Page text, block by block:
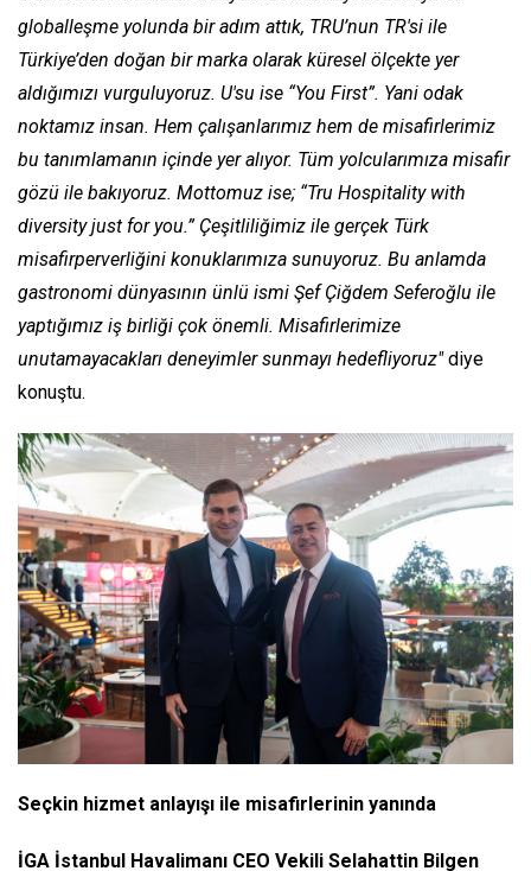
globalleşme yolunda bir adım attık, TRU’nun TR'si ile
Türkiye’den doğan bir marka olarak küresel ölçekte yer
aldığımızı vurguluyoruz. U'su ise “You First”. Yani odak
noktamız insan. Hem çalışanlarımız hem de misafirlerimiz
bu tanımlamanın içinde yer alıyor. Tüm yolcularımıza misafir
gözü ile bakıyoruz. Mottomuz ise; “Tru Hospitality with
diversity just for you.” Çeşitliliğimiz ile gerçek Türk
misafirperverliğini konuklarımıza sunuyoruz. Bu anlamda
gastronomi dünyasının ünlü ismi Şef Çiğdem Seferoğlu ile
yaptığımız iş birliği çok önemli. Misafirlerimize
unutamayacakları deneyimler sunmayı hedefliyoruz"diye
konuştu.
Seçkin hizmet anlayışı ile misafirlerinin yanında
İGA İstanbul Havalimanı CEO Vekili Selahattin Bilgen